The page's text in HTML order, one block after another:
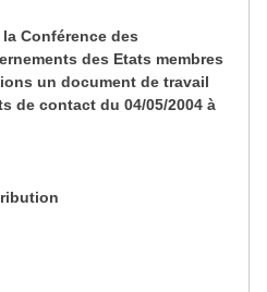
Conférence des
des Etats membres
un document de travail
de contact du 04/05/2004 à